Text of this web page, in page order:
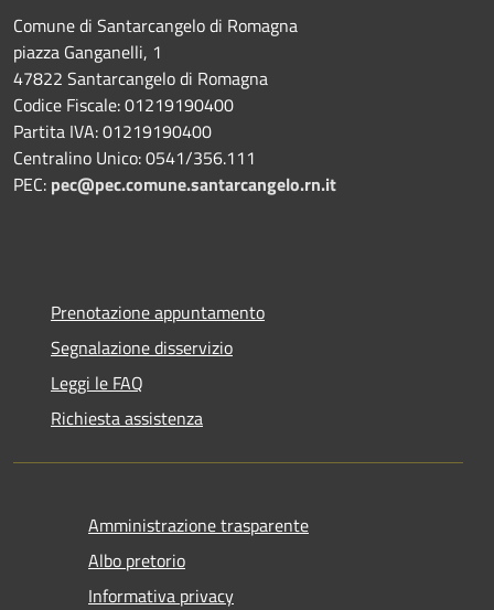
Comune di Santarcangelo di Romagna
piazza Ganganelli, 1
47822 Santarcangelo di Romagna
Codice Fiscale: 01219190400
Partita IVA: 01219190400
Centralino Unico: 0541/356.111
PEC: pec@pec.comune.santarcangelo.rn.it
Prenotazione appuntamento
Segnalazione disservizio
Leggi le FAQ
Richiesta assistenza
Amministrazione trasparente
Albo pretorio
Informativa privacy